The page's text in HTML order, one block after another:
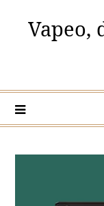
contenido
Vapeo,